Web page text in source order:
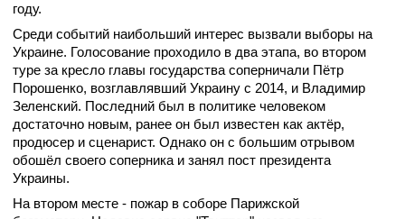
году.
Среди событий наибольший интерес вызвали выборы на
Украине. Голосование проходило в два этапа, во втором
туре за кресло главы государства соперничали Пётр
Порошенко, возглавлявший Украину с 2014, и Владимир
Зеленский. Последний был в политике человеком
достаточно новым, ранее он был известен как актёр,
продюсер и сценарист. Однако он с большим отрывом
обошёл своего соперника и занял пост президента
Украины.
На втором месте - пожар в соборе Парижской